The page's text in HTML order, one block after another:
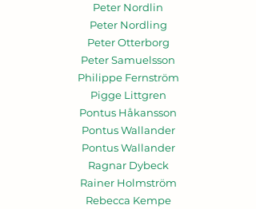
Peter Nordlin
Peter Nordling
Peter Otterborg
Peter Samuelsson
Philippe Fernström
Pigge Littgren
Pontus Håkansson
Pontus Wallander
Pontus Wallander
Ragnar Dybeck
Rainer Holmström
Rebecca Kempe